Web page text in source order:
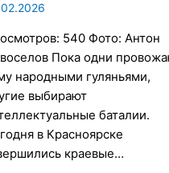
540 Фото: Антон
Пока одни
народными гуляньями,
выбирают
баталии.
в Красноярске
краевые…